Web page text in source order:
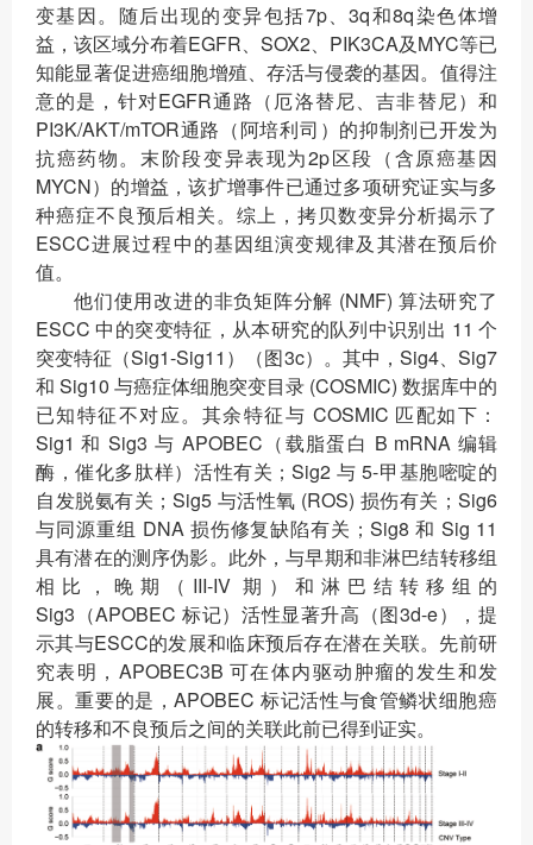
变基因。随后出现的变异包括7p、3q和8q染色体增
益，该区域分布着EGFR、SOX2、PIK3CA及MYC等已
知能显著促进癌细胞增殖、存活与侵袭的基因。值得注
意的是，针对EGFR通路（厄洛替尼、吉非替尼）和
PI3K/AKT/mTOR通路（阿培利司）的抑制剂已开发为
抗癌药物。末阶段变异表现为2p区段（含原癌基因
MYCN）的增益，该扩增事件已通过多项研究证实与多
种癌症不良预后相关。综上，拷贝数变异分析揭示了
ESCC进展过程中的基因组演变规律及其潜在预后价
值。
他们使用改进的非负矩阵分解 (NMF) 算法研究了
ESCC 中的突变特征，从本研究的队列中识别出 11 个
突变特征（Sig1-Sig11）（图3c）。其中，Sig4、Sig7
和 Sig10 与癌症体细胞突变目录 (COSMIC) 数据库中的
已知特征不对应。其余特征与 COSMIC 匹配如下：
Sig1 和 Sig3 与 APOBEC（载脂蛋白 B mRNA 编辑
酶，催化多肽样）活性有关；Sig2 与 5-甲基胞嘧啶的
自发脱氨有关；Sig5 与活性氧 (ROS) 损伤有关；Sig6
与同源重组 DNA 损伤修复缺陷有关；Sig8 和 Sig 11
具有潜在的测序伪影。此外，与早期和非淋巴结转移组
相比，晚期（III-IV 期）和淋巴结转移组的
Sig3（APOBEC 标记）活性显著升高（图3d-e），提
示其与ESCC的发展和临床预后存在潜在关联。先前研
究表明，APOBEC3B 可在体内驱动肿瘤的发生和发
展。重要的是，APOBEC 标记活性与食管鳞状细胞癌
的转移和不良预后之间的关联此前已得到证实。